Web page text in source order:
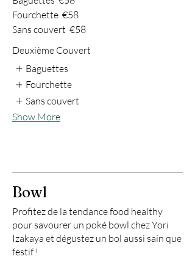
Fourchette €58
Sans couvert €58
Deuxième Couvert
Baguettes
Fourchette
Sans couvert
Show More
Bowl
Profitez de la tendance food healthy
pour savourer un poké bowl chez Yori
Izakaya et dégustez un bol aussi sain que
festif !